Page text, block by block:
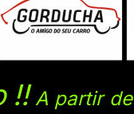
!!A partir de